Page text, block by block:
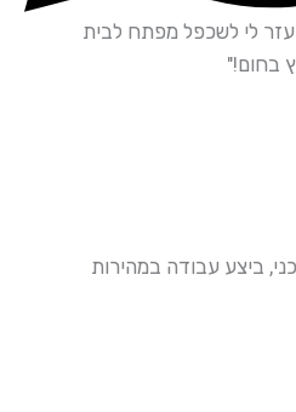
עזר לי לשכפל מפתח לבית
בחום!"
ביצע עבודה במהירות